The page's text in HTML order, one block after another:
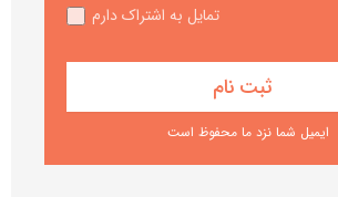
تمایل به اشتراک دارم
ایمیل شما نزد ما محفوظ است